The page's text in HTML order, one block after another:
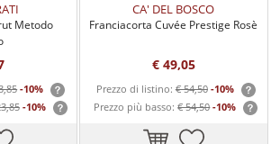
Metodo
-10%
-10%
CA' DEL BOSCO
Franciacorta Cuvée Prestige Rosè
€ 49,05
Prezzo di listino:€ 54,50 -10%
Prezzo più basso:€ 54,50 -10%